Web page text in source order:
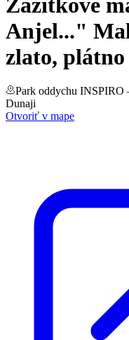
Anjel..."
zlato, plátno
Park oddychu INSPIRO
Dunaji
Otvoriť v mape